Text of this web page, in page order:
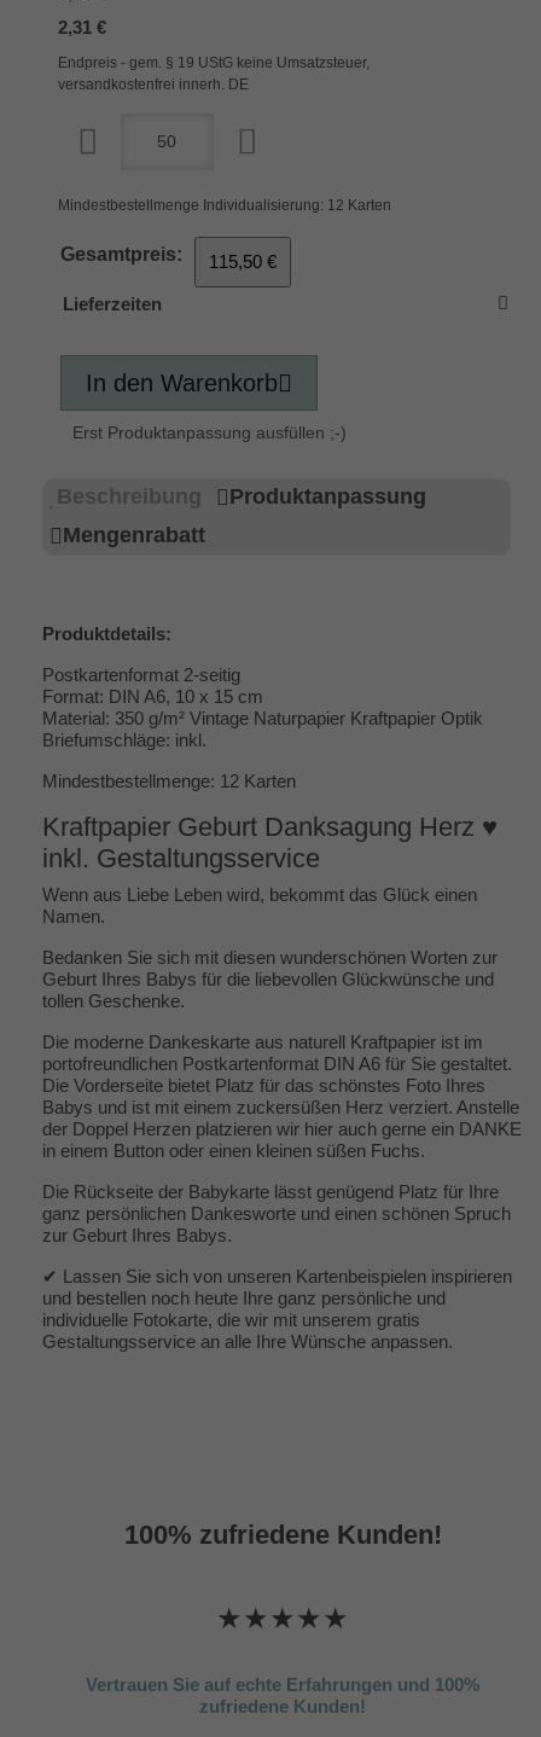
2,31 €
Endpreis - gem. § 19 UStG keine Umsatzsteuer,
versandkostenfrei innerh. DE
Mindestbestellmenge Individualisierung: 12 Karten
Gesamtpreis: 115,50 €
Lieferzeiten
In den Warenkorb
Erst Produktanpassung ausfüllen ;-)
Beschreibung
Produktanpassung
Mengenrabatt
Produktdetails:
Postkartenformat 2-seitig
Format: DIN A6, 10 x 15 cm
Material: 350 g/m² Vintage Naturpapier Kraftpapier Optik
Briefumschläge: inkl.
Mindestbestellmenge: 12 Karten
Kraftpapier Geburt Danksagung Herz ♥
inkl. Gestaltungsservice
Wenn aus Liebe Leben wird, bekommt das Glück einen
Namen.
Bedanken Sie sich mit diesen wunderschönen Worten zur
Geburt Ihres Babys für die liebevollen Glückwünsche und
tollen Geschenke.
Die moderne Dankeskarte aus naturell Kraftpapier ist im
portofreundlichen Postkartenformat DIN A6 für Sie gestaltet.
Die Vorderseite bietet Platz für das schönstes Foto Ihres
Babys und ist mit einem zuckersüßen Herz verziert. Anstelle
der Doppel Herzen platzieren wir hier auch gerne ein DANKE
in einem Button oder einen kleinen süßen Fuchs.
Die Rückseite der Babykarte lässt genügend Platz für Ihre
ganz persönlichen Dankesworte und einen schönen Spruch
zur Geburt Ihres Babys.
✔ Lassen Sie sich von unseren Kartenbeispielen inspirieren
und bestellen noch heute Ihre ganz persönliche und
individuelle Fotokarte, die wir mit unserem gratis
Gestaltungsservice an alle Ihre Wünsche anpassen.
100% zufriedene Kunden!
★★★★★
Vertrauen Sie auf echte Erfahrungen und 100%
zufriedene Kunden!